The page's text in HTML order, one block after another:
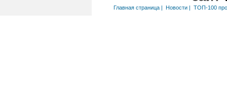
Главная страница| Новости| ТОП-100